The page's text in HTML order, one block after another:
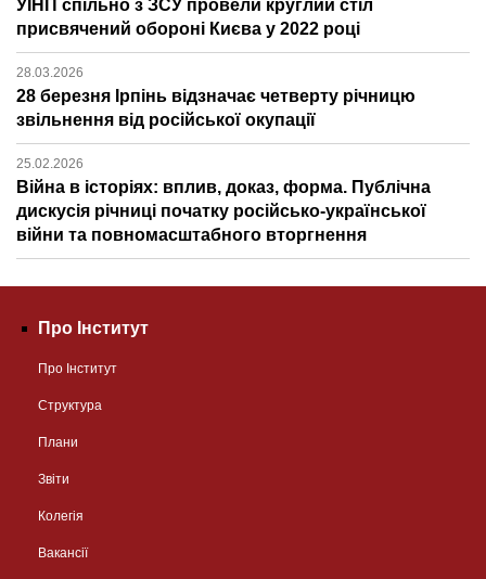
УІНП спільно з ЗСУ провели круглий стіл
присвячений обороні Києва у 2022 році
28.03.2026
28 березня Ірпінь відзначає четверту річницю
звільнення від російської окупації
25.02.2026
Війна в історіях: вплив, доказ, форма. Публічна
дискусія річниці початку російсько-української
війни та повномасштабного вторгнення
Про Інститут
Про Інститут
Структура
Плани
Звіти
Колегія
Вакансії